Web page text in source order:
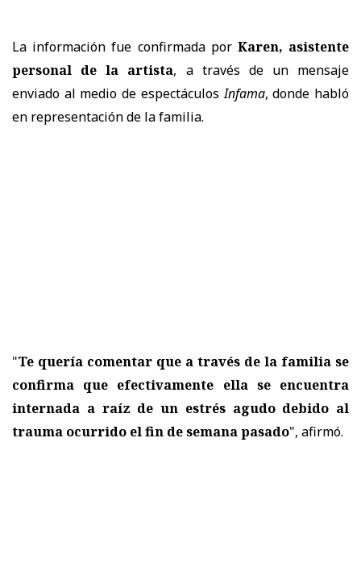
La información fue confirmada por Karen, asistente
personal de la artista, a través de un mensaje
enviado al medio de espectáculosInfama, donde habló
en representación de la familia.
"Te quería comentar que a través de la familia se
confirma que efectivamente ella se encuentra
internada a raíz de un estrés agudo debido al
trauma ocurrido el fin de semana pasado", afirmó.